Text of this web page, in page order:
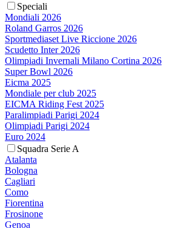
Speciali
Mondiali 2026
Roland Garros 2026
Sportmediaset Live Riccione 2026
Scudetto Inter 2026
Olimpiadi Invernali Milano Cortina 2026
Super Bowl 2026
Eicma 2025
Mondiale per club 2025
EICMA Riding Fest 2025
Paralimpiadi Parigi 2024
Olimpiadi Parigi 2024
Euro 2024
Squadra Serie A
Atalanta
Bologna
Cagliari
Como
Fiorentina
Frosinone
Genoa